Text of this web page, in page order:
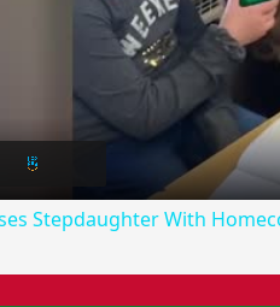
Stepdaughter With